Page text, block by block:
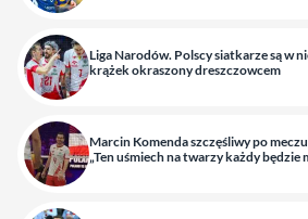
Liga Narodów. Polscy siatkarze są w
krążek okraszony dreszczowcem
Marcin Komenda szczęśliwy po meczu
„Ten uśmiech na twarzy każdy będzie